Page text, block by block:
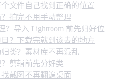
文件自己找到正确的位置
拍完不用手动整理
？导入 Lightroom 前先归好位
？下载完就到该去的地方
类？素材库不再混乱
剪辑前先分好类
截图不再翻遍桌面